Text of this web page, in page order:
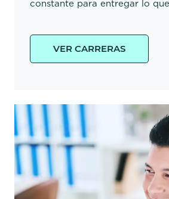
constante para entregar lo
VER CARRERAS